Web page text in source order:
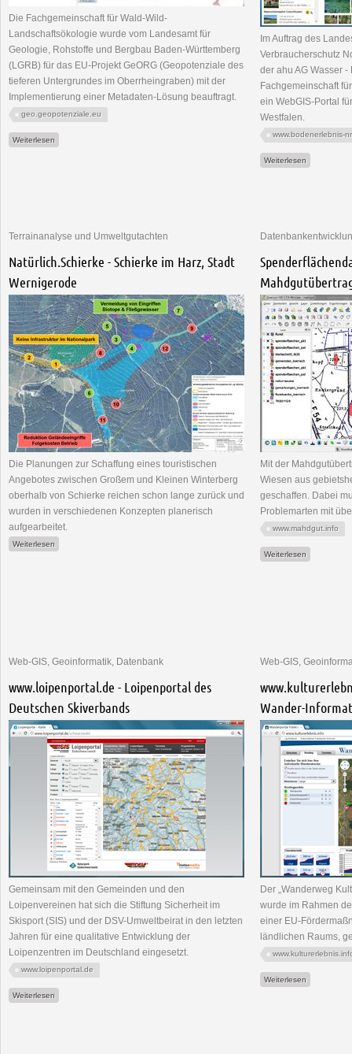
Die Fachgemeinschaft für Wald-Wild-
Landschaftsökologie wurde vom Landesamt für
Geologie, Rohstoffe und Bergbau Baden-Württemberg
(LGRB) für das EU-Projekt GeORG (Geopotenziale des
tieferen Untergrundes im Oberrheingraben) mit der
Implementierung einer Metadaten-Lösung beauftragt.
geo.geopotenziale.eu
Weiterlesen
Im Auftrag des
Verbraucherschutz
der ahu AG Wasser
Fachgemeinschaft
ein WebGIS-Portal
Westfalen.
www.bodenerlebnis-
Weiterlesen
Terrainanalyse und Umweltgutachten
Natürlich.Schierke - Schierke im Harz, Stadt
Wernigerode
Die Planungen zur Schaffung eines touristischen
Angebotes zwischen Großem und Kleinen Winterberg
oberhalb von Schierke reichen schon lange zurück und
wurden in verschiedenen Konzepten planerisch
aufgearbeitet.
Weiterlesen
Mit der
Wiesen aus
geschaffen. Dabei
Problemarten mit
www.mahdgut.info
Weiterlesen
Web-GIS, Geoinformatik, Datenbank
www.loipenportal.de - Loipenportal des
Deutschen Skiverbands
Gemeinsam mit den Gemeinden und den
Loipenvereinen hat sich die Stiftung Sicherheit im
Skisport (SIS) und der DSV-Umweltbeirat in den letzten
Jahren für eine qualitative Entwicklung der
Loipenzentren im Deutschland eingesetzt.
www.loipenportal.de
Weiterlesen
Web-GIS,
Wander-
Der „Wanderweg
wurde im Rahmen
einer EU-
ländlichen Raums,
Weiterlesen